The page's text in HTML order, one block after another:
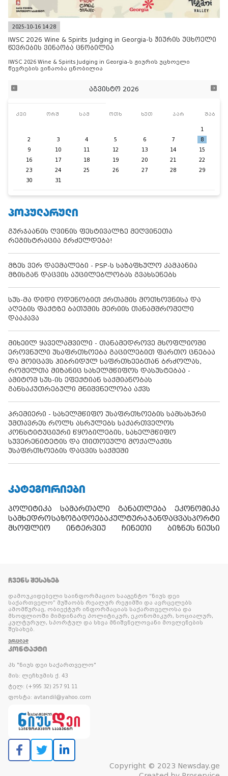
2025-10-16 14:28
IWSC 2026 Wine & Spirits Judging in Georgia-ს ჟიურის უცხოელი
წევრების ვინაობა ცნობილია
IWSC 2026 Wine & Spirits Judging in Georgia-ს ჟიურის უცხოელი
წევრების ვინაობა ცნობილია
აგვისტო 2026
კვი ორშ სამ ოთხ ხუთ პარ შაბ
1
2
3 4 5 6 7
8
9
10 11 12 13 14
15
16
17 18 19 20 21
22
23
24 25 26 27 28
29
30
31
ᲞᲝᲞᲣᲚᲐᲠᲣᲚᲘ
გურჯაანის ღვინის ფესტივალზე მეღვინეთა
რეგისტრაცია გრძელდება!
მზეს ვერ დაემალები - PSP-ს საზაფხულო კამპანია
მზისგან დაცვის აუცილებლობას გვახსენებს
სუს-მა დიდი ოდენობით ქრთამის მოთხოვნისა და
აღების ფაქტზე ბათუმის მერიის თანამშრომელი
დააკავა
მიხეილ ყაველაშვილი - თანამედროვე მსოფლიოში
ეროვნული უსაფრთხოება გაცილებით ფართო ცნებაა
და მოიცავს ჰიბრიდულ საფრთხეებთან ბრძოლას,
რომელთა მიზანიც სახელმწიფოს დასუსტებაა -
ამიტომ სუს-ის ეფექტიან საქმიანობას
განსაკუთრებული მნიშვნელობა აქვს
პრემიერი - სახელმწიფო უსაფრთხოების სამსახური
უმთავრეს როლს ასრულებს საქართველოს
კონსტიტუციური წყობილების, სახელმწიფო
სუვერენიტეტის და თითოეული მოქალაქის
უსაფრთხოების დაცვის საქმეში
ᲙᲐᲢᲔᲒᲝᲠᲘᲔᲑᲘ
პოლიტიკა სამართალი განათლება
ეკონომიკა
სამხედროსაზოგადოებაკულტურაჯანდაცვასპორტი
მსოფლიო
ინტერვიუ ჩინეთი ბიზნეს ნიუსი
ᲩᲕᲔᲜᲡ ᲨᲔᲡᲐᲮᲔᲑ
დამოუკიდებელი საინფორმაციო სააგენტო “ნიუს დეი
საქართველო” მუშაობს რეალურ რეჟიმში და ავრცელებს
ამომწურავ, ობიექტურ ინფორმაციას საქართველოსა და
მსოფლიოში მიმდინარე პოლიტიკურ, ეკონომიკურ, სოციალურ,
კულტურულ, სპორტულ და სხვა მნიშვნელოვანი მოვლენების
შესახებ.
ᲕᲠᲪᲚᲐᲓ
ᲙᲝᲜᲢᲐᲥᲢᲘ
პს "ნიუს დეი საქართველო"
მის: ლეჩხუმის ქ. 43
ტელ: (+995 32) 257 91 11
ფოსტა: avtandil@yahoo.com
Copyright © 2023 Newsday.ge